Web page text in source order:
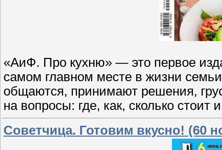
«АиФ. Про кухню» — это первое
самом главном месте в жизни
общаются, принимают решения,
на вопросы: где, как, сколько стоит
Советчица. Готовим вкусно! (60